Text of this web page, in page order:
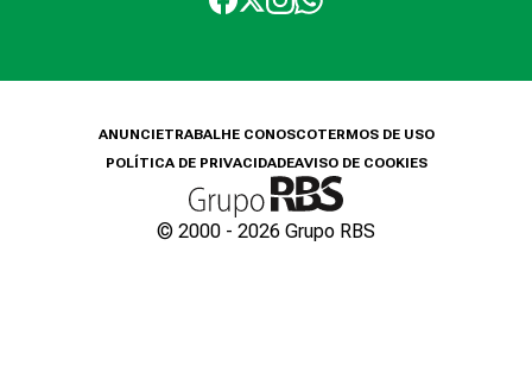
ANUNCIETRABALHE CONOSCOTERMOS DE USO
POLÍTICA DE PRIVACIDADEAVISO DE COOKIES
© 2000 - 2026 Grupo RBS